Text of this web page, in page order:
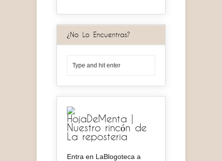
¿No Lo Encuentras?
HojaDeMenta |
Nuestro rincón de
La reposteria
Entra en LaBlogoteca a